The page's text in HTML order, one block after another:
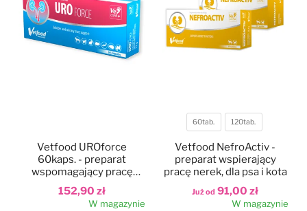
152,90 zł
Vetfood UROforce
60kaps. - preparat
wspomagający pracę
układu moczowego psa,
kota i małych zwierząt
W magazynie
Pojemność
60tab. 120tab.
Już od 91,00 zł
Vetfood NefroActiv -
preparat wspierający
pracę nerek, dla psa i kota
W magazynie